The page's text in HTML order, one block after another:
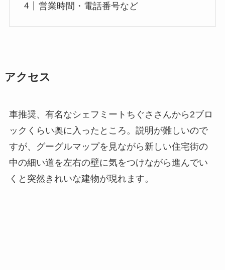
営業時間・電話番号など
アクセス
車推奨、有名なシェフミートちぐささんから2ブロ
ックくらい奥に入ったところ。説明が難しいので
すが、グーグルマップを見ながら新しい住宅街の
中の細い道を左右の壁に気をつけながら進んでい
くと突然きれいな建物が現れます。